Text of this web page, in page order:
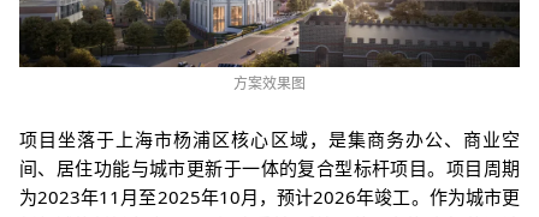
方案效果图
项目坐落于上海市杨浦区核心区域，是集商务办公、商业空
间、居住功能与城市更新于一体的复合型标杆项目。项目周期
为2023年11月至2025年10月，预计2026年竣工。作为城市更